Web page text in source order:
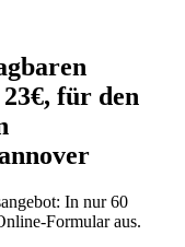
für den
In nur 60
Formular aus.